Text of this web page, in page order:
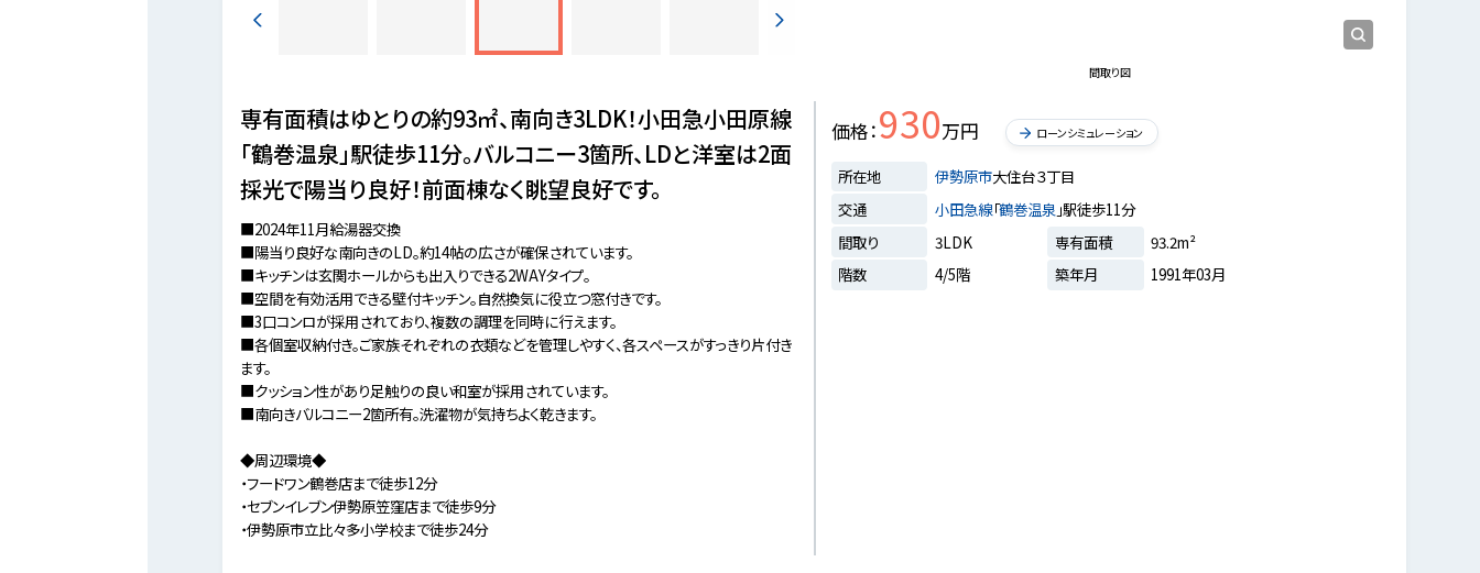
間取り図
専有面積はゆとりの約93㎡、南向き3LDK！小田急小田原線
「鶴巻温泉」駅徒歩11分。バルコニー3箇所、LDと洋室は2面
採光で陽当り良好！前面棟なく眺望良好です。
■2024年11月給湯器交換
■陽当り良好な南向きのLD。約14帖の広さが確保されています。
■キッチンは玄関ホールからも出入りできる2WAYタイプ。
■空間を有効活用できる壁付キッチン。自然換気に役立つ窓付きです。
■3口コンロが採用されており、複数の調理を同時に行えます。
■各個室収納付き。ご家族それぞれの衣類などを管理しやすく、各スペースがすっきり片付き
ます。
■クッション性があり足触りの良い和室が採用されています。
■南向きバルコニー2箇所有。洗濯物が気持ちよく乾きます。
◆周辺環境◆
・フードワン鶴巻店まで徒歩12分
・セブンイレブン伊勢原笠窪店まで徒歩9分
・伊勢原市立比々多小学校まで徒歩24分
価格 930万円 ローンシミュレーション
所在地 伊勢原市大住台３丁目
交通
小田急線「鶴巻温泉 」駅徒歩11分
間取り
3LDK 専有面積
93.2m²
階数
4/5階 築年月 1991年03月